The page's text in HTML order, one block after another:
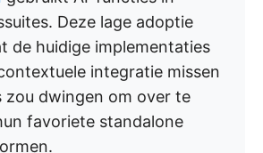
Deze lage adoptie
de huidige implementaties
integratie missen
zou dwingen om over te
favoriete standalone